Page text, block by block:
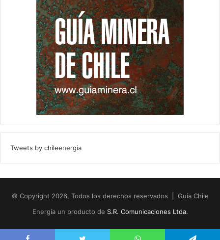
Tweets by chileenergia
© Copyright 2026, Todos los derechos reservados | Guía Chile
Energía un producto de S.R. Comunicaciones Ltda.